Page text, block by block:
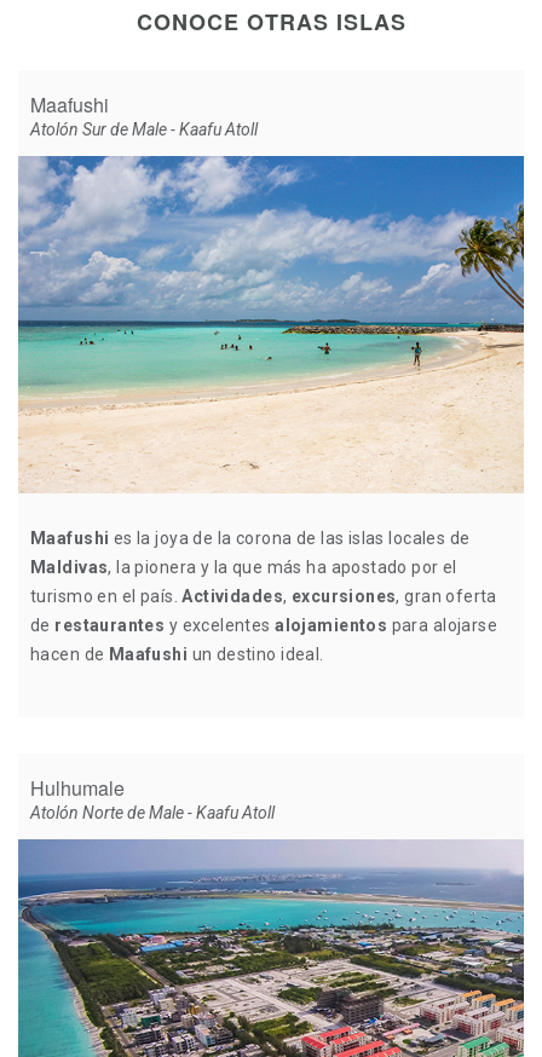
CONOCE OTRAS ISLAS
Maafushi
Atolón Sur de Male - Kaafu Atoll
Maafushi es la joya de la corona de las islas locales de
Maldivas, la pionera y la que más ha apostado por el
turismo en el país.Actividades, excursiones, gran oferta
de restaurantes y excelentesalojamientos para alojarse
hacen de Maafushi un destino ideal.
Hulhumale
Atolón Norte de Male - Kaafu Atoll